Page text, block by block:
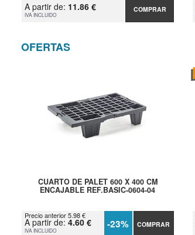
A partir de: 11.86 €
IVA INCLUIDO
COMPRAR
OFERTAS
CUARTO DE PALET 600 X 400 CM
ENCAJABLE REF.BASIC-0604-04
Precio anterior 5.98 €
A partir de: 4.60 €
IVA INCLUIDO -23% COMPRAR